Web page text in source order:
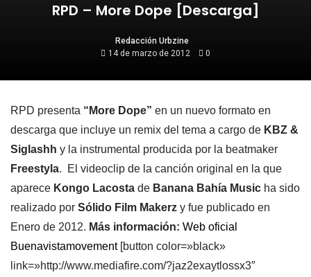
RPD – More Dope [Descarga]
Redacción Urbzine
14 de marzo de 2012
0
RPD presenta “More Dope” en un nuevo formato en
descarga que incluye un remix del tema a cargo de KBZ &
Siglashh y la instrumental producida por la beatmaker
Freestyla. El videoclip de la canción original en la que
aparece Kongo Lacosta de Banana Bahía Music ha sido
realizado por Sólido Film Makerz y fue publicado en
Enero de 2012. Más información: Web oficial
Buenavistamovement[button color=»black»
link=»http://www.mediafire.com/?jaz2exaytlossx3″